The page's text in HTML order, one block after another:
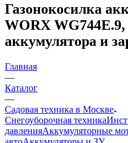
Газонокосилка
WORX WG744E.9,
аккумулятора и
Главная
—
Каталог
—
Садовая техника в Москве
Снегоуборочная техника
давленияАккумуляторные